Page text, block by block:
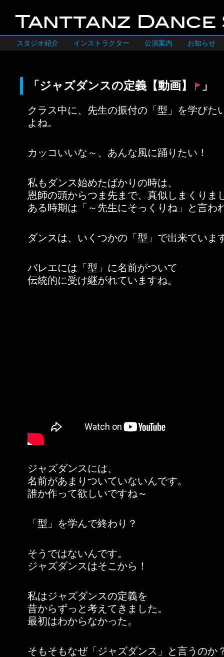
スタジオ紹介 インストラクター 公演案内 お知らせ
「ジャズダンスの定義【動画】 」
クラス中に、先生の振付の「型」を学びた
よね。
カッコいいな～、あんな風に踊りたい！
私もダンス始めたばかりの時は、
恩師の頭からつま先まで、真似しまくりま
ある時期は「～先生にそっくりね」と言わ
ダンスは、いくつかの「型」で出来ていま
バレエには「型」に名前がついて
伝統的に受け継がれていますね。
ジャズダンスには、
名前があまりついていないんです。
誰か作って欲しいですね～
「型」を学んで終わり？
そうではないんです。
ジャズダンスはそこから！
私はジャズダンスの定義を
昔からずっと考えてきました。
最初はわからなかった。
そもそもなぜ「ジャズダンス」と言うのか